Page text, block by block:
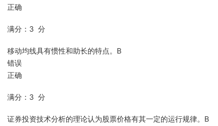
正确
满分：3 分
移动均线具有惯性和助长的特点。B
错误
正确
满分：3 分
证券投资技术分析的理论认为股票价格有其一定的运行规律。B